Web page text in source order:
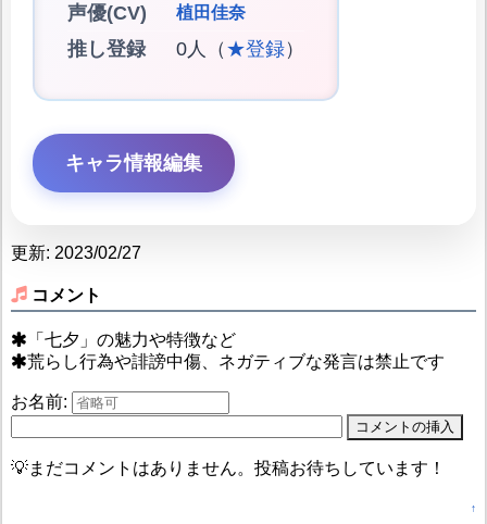
声優(CV)
植田佳奈
推し登録 0人（ ★登録）
キャラ情報編集
更新: 2023/02/27
コメント
「七夕」の魅力や特徴など
荒らし行為や誹謗中傷、ネガティブな発言は禁止です
お名前:
💡まだコメントはありません。投稿お待ちしています！
↑